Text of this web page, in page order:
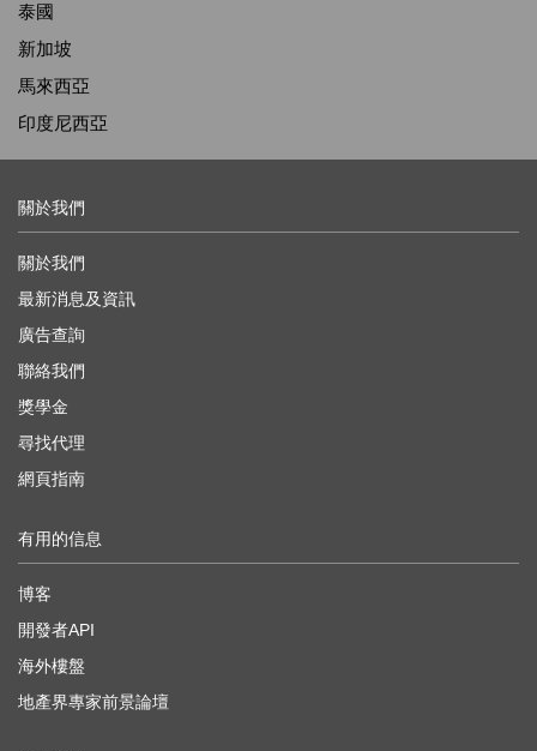
泰國
新加坡
馬來西亞
印度尼西亞
關於我們
關於我們
最新消息及資訊
廣告查詢
聯絡我們
獎學金
尋找代理
網頁指南
有用的信息
博客
開發者API
海外樓盤
地產界專家前景論壇